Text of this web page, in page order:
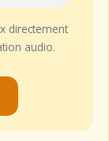
directement
audio.